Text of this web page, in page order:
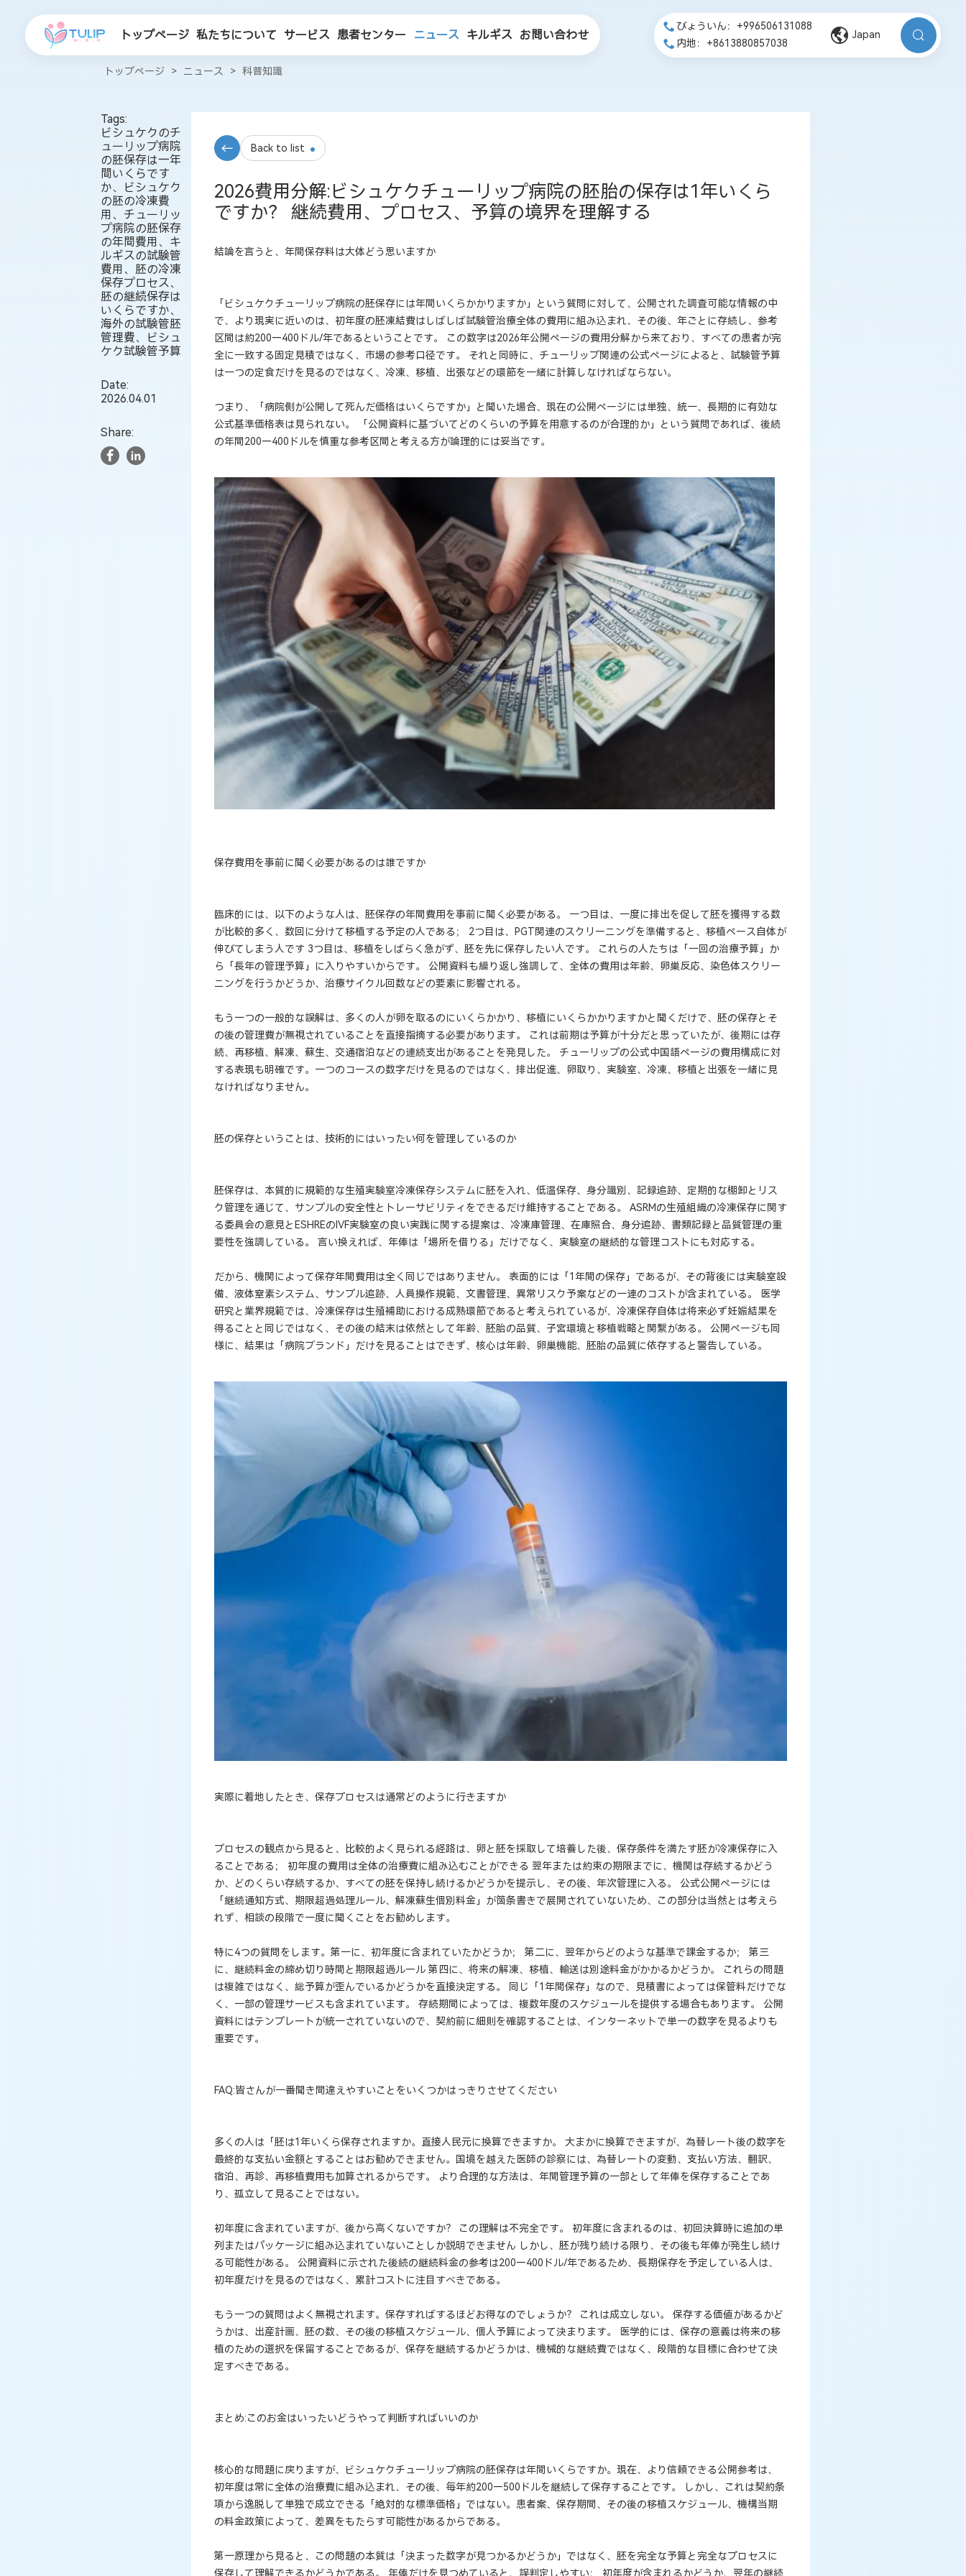
トップページ 私たちについて サービス 患者センター ニュース キルギス お問い合わせ
びょういん：+996506131088
内地：+8613880857038
Japan
トップページ > ニュース > 科普知識
Tags:
ビシュケクのチ
ューリップ病院
の胚保存は一年
間いくらです
か、ビシュケク
の胚の冷凍費
用、チューリッ
プ病院の胚保存
の年間費用、キ
ルギスの試験管
費用、胚の冷凍
保存プロセス、
胚の継続保存は
いくらですか、
海外の試験管胚
管理費、ビシュ
ケク試験管予算
Date:
2026.04.01
Share:
Back to list
2026費用分解:ビシュケクチューリップ病院の胚胎の保存は1年いくら
ですか？ 継続費用、プロセス、予算の境界を理解する
結論を言うと、年間保存料は大体どう思いますか
「ビシュケクチューリップ病院の胚保存には年間いくらかかりますか」という質問に対して、公開された調査可能な情報の中
で、より現実に近いのは、初年度の胚凍結費はしばしば試験管治療全体の費用に組み込まれ、その後、年ごとに存続し、参考
区間は約200—400ドル/年であるということです。 この数字は2026年公開ページの費用分解から来ており、すべての患者が完
全に一致する固定見積ではなく、市場の参考口径です。 それと同時に、チューリップ関連の公式ページによると、試験管予算
は一つの定食だけを見るのではなく、冷凍、移植、出張などの環節を一緒に計算しなければならない。
つまり、「病院側が公開して死んだ価格はいくらですか」と聞いた場合、現在の公開ページには単独、統一、長期的に有効な
公式基準価格表は見られない。 「公開資料に基づいてどのくらいの予算を用意するのが合理的か」という質問であれば、後続
の年間200—400ドルを慎重な参考区間と考える方が論理的には妥当です。
保存費用を事前に聞く必要があるのは誰ですか
臨床的には、以下のような人は、胚保存の年間費用を事前に聞く必要がある。 一つ目は、一度に排出を促して胚を獲得する数
が比較的多く、数回に分けて移植する予定の人である； 2つ目は、PGT関連のスクリーニングを準備すると、移植ペース自体が
伸びてしまう人です 3つ目は、移植をしばらく急がず、胚を先に保存したい人です。 これらの人たちは「一回の治療予算」か
ら「長年の管理予算」に入りやすいからです。 公開資料も繰り返し強調して、全体の費用は年齢、卵巣反応、染色体スクリー
ニングを行うかどうか、治療サイクル回数などの要素に影響される。
もう一つの一般的な誤解は、多くの人が卵を取るのにいくらかかり、移植にいくらかかりますかと聞くだけで、胚の保存とそ
の後の管理費が無視されていることを直接指摘する必要があります。 これは前期は予算が十分だと思っていたが、後期には存
続、再移植、解凍、蘇生、交通宿泊などの連続支出があることを発見した。 チューリップの公式中国語ページの費用構成に対
する表現も明確です。一つのコースの数字だけを見るのではなく、排出促進、卵取り、実験室、冷凍、移植と出張を一緒に見
なければなりません。
胚の保存ということは、技術的にはいったい何を管理しているのか
胚保存は、本質的に規範的な生殖実験室冷凍保存システムに胚を入れ、低温保存、身分識別、記録追跡、定期的な棚卸とリス
ク管理を通じて、サンプルの安全性とトレーサビリティをできるだけ維持することである。 ASRMの生殖組織の冷凍保存に関す
る委員会の意見とESHREのIVF実験室の良い実践に関する提案は、冷凍庫管理、在庫照合、身分追跡、書類記録と品質管理の重
要性を強調している。 言い換えれば、年俸は「場所を借りる」だけでなく、実験室の継続的な管理コストにも対応する。
だから、機関によって保存年間費用は全く同じではありません。 表面的には「1年間の保存」であるが、その背後には実験室設
備、液体窒素システム、サンプル追跡、人員操作規範、文書管理、異常リスク予案などの一連のコストが含まれている。 医学
研究と業界規範では、冷凍保存は生殖補助における成熟環節であると考えられているが、冷凍保存自体は将来必ず妊娠結果を
得ることと同じではなく、その後の結末は依然として年齢、胚胎の品質、子宮環境と移植戦略と関繋がある。 公開ページも同
様に、結果は「病院ブランド」だけを見ることはできず、核心は年齢、卵巣機能、胚胎の品質に依存すると警告している。
実際に着地したとき、保存プロセスは通常どのように行きますか
プロセスの観点から見ると、比較的よく見られる経路は、卵と胚を採取して培養した後、保存条件を満たす胚が冷凍保存に入
ることである； 初年度の費用は全体の治療費に組み込むことができる 翌年または約束の期限までに、機関は存続するかどう
か、どのくらい存続するか、すべての胚を保持し続けるかどうかを提示し、その後、年次管理に入る。 公式公開ページには
「継続通知方式、期限超過処理ルール、解凍蘇生個別料金」が箇条書きで展開されていないため、この部分は当然とは考えら
れず、相談の段階で一度に聞くことをお勧めします。
特に4つの質問をします。第一に、初年度に含まれていたかどうか； 第二に、翌年からどのような基準で課金するか； 第三
に、継続料金の締め切り時間と期限超過ルール 第四に、将来の解凍、移植、輸送は別途料金がかかるかどうか。 これらの問題
は複雑ではなく、総予算が歪んでいるかどうかを直接決定する。 同じ「1年間保存」なので、見積書によっては保管料だけでな
く、一部の管理サービスも含まれています。 存続期間によっては、複数年度のスケジュールを提供する場合もあります。 公開
資料にはテンプレートが統一されていないので、契約前に細則を確認することは、インターネットで単一の数字を見るよりも
重要です。
FAQ:皆さんが一番聞き間違えやすいことをいくつかはっきりさせてください
多くの人は「胚は1年いくら保存されますか。直接人民元に換算できますか。 大まかに換算できますが、為替レート後の数字を
最終的な支払い金額とすることはお勧めできません。国境を越えた医師の診察には、為替レートの変動、支払い方法、翻訳、
宿泊、再診、再移植費用も加算されるからです。 より合理的な方法は、年間管理予算の一部として年俸を保存することであ
り、孤立して見ることではない。
初年度に含まれていますが、後から高くないですか？ この理解は不完全です。 初年度に含まれるのは、初回決算時に追加の単
列またはパッケージに組み込まれていないことしか説明できません しかし、胚が残り続ける限り、その後も年俸が発生し続け
る可能性がある。 公開資料に示された後続の継続料金の参考は200—400ドル/年であるため、長期保存を予定している人は、
初年度だけを見るのではなく、累計コストに注目すべきである。
もう一つの質問はよく無視されます。保存すればするほどお得なのでしょうか？ これは成立しない。 保存する価値があるかど
うかは、出産計画、胚の数、その後の移植スケジュール、個人予算によって決まります。 医学的には、保存の意義は将来の移
植のための選択を保留することであるが、保存を継続するかどうかは、機械的な継続費ではなく、段階的な目標に合わせて決
定すべきである。
まとめ:このお金はいったいどうやって判断すればいいのか
核心的な問題に戻りますが、ビシュケクチューリップ病院の胚保存は年間いくらですか。現在、より信頼できる公開参考は、
初年度は常に全体の治療費に組み込まれ、その後、毎年約200—500ドルを継続して保存することです。 しかし、これは契約条
項から逸脱して単独で成立できる「絶対的な標準価格」ではない。患者案、保存期間、その後の移植スケジュール、機構当期
の料金政策によって、差異をもたらす可能性があるからである。
第一原理から見ると、この問題の本質は「決まった数字が見つかるかどうか」ではなく、胚を完全な予算と完全なプロセスに
保存して理解できるかどうかである。 年俸だけを見つめていると、誤判定しやすい； 初年度が含まれるかどうか、翌年の継続